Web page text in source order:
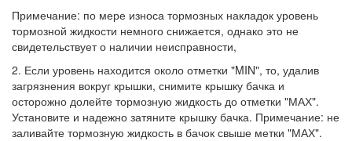
Примечание: по мере износа тормозных накладок уровень
тормозной жидкости немного снижается, однако это не
свидетельствует о наличии неисправности,
2. Если уровень находится около отметки "MIN", то, удалив
загрязнения вокруг крышки, снимите крышку бачка и
осторожно долейте тормозную жидкость до отметки "МАХ".
Установите и надежно затяните крышку бачка. Примечание: не
заливайте тормозную жидкость в бачок свыше метки "МАХ".